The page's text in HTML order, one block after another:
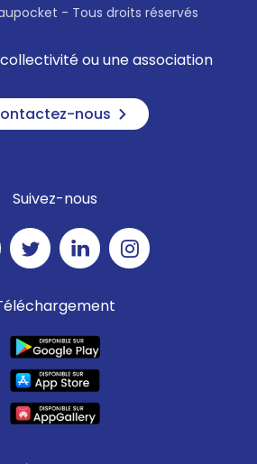
- Tous droits réservés
ou une association
nous
Suivez-nous